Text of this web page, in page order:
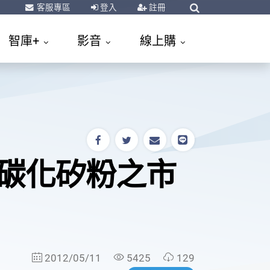
客服專區 登入 註冊
智庫+ 影音 線上購
化矽粉之市
2012/05/11 5425
129